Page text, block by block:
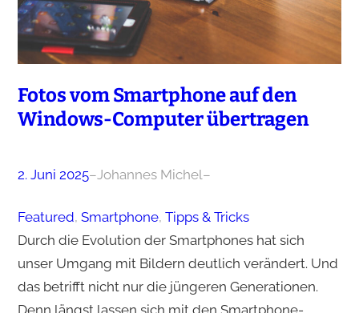
Fotos vom Smartphone auf den
Windows-Computer übertragen
2. Juni 2025–Johannes Michel–
Featured, Smartphone, Tipps & Tricks
Durch die Evolution der Smartphones hat sich
unser Umgang mit Bildern deutlich verändert. Und
das betrifft nicht nur die jüngeren Generationen.
Denn längst lassen sich mit den Smartphone-